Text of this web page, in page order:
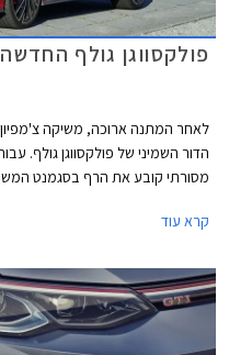
פולקסווגן גולף החדשה 2021 מושקת בישראל
לאחר המתנה ארוכה, משיקה צ'מפיון
הדור השמיני של פולקסווגן גולף.
מסורתי קובע את הרף בסגמנט
פולקסווגן שומר על אותו מתכון
ומערכות בטיחות אקטיביות
קרא עוד